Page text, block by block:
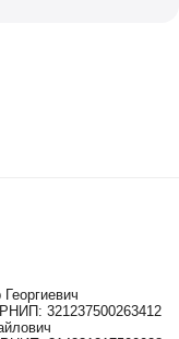
321237500263412